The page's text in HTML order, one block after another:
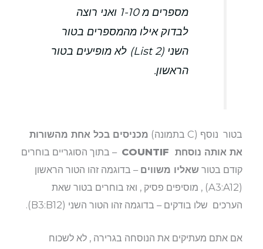
מספרים מ 1-10 ואני רוצה
לבדוק אילו מהמספרים בטור
השני (List 2) לא מופיעים בטור
הראשון.
בטור נוסף (C בתמונה)
מכניסים בכל אחת מהשורות
את אותה נוסחת COUNTIF
– בתוך הסוגריים בוחרים
קודם בטורשאליו משווים – בדוגמה זהו הטור הראשון
(A3:A12) , מוסיפים פסיק , ואז בוחרים בטור שאת
הערכים שלו בודקים – בדוגמה זהו הטור השני (B3:B12).
אם אתם מעתיקים את הנוסחה בגרירה , לא לשכוח